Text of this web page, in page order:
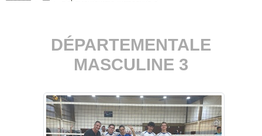
DÉPARTEMENTALE
MASCULINE 3